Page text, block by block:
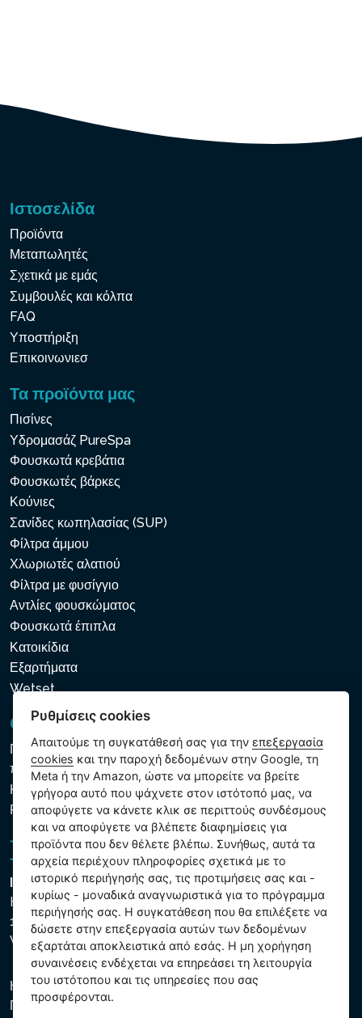
Ιστοσελίδα
Προϊόντα
Μεταπωλητές
Σχετικά με εμάς
Συμβουλές και κόλπα
FAQ
Υποστήριξη
Επικοινωνιεσ
Τα προϊόντα μας
Πισίνες
Υδρομασάζ PureSpa
Φουσκωτά κρεβάτια
Φουσκωτές βάρκες
Κούνιες
Σανίδες κωπηλασίας (SUP)
Φίλτρα άμμου
Χλωριωτές αλατιού
Φίλτρα με φυσίγγιο
Αντλίες φουσκώματος
Φουσκωτά έπιπλα
Κατοικίδια
Εξαρτήματα
Wetset
GDPR και Cookies
Πολιτική προστασίας προσωπικών και λοιπών δεδομένων
που υποβάλλονται σε επεξεργασία
Κανόνες χρήσης των αρχείων cookie
Ρυθμίσεις cookies
Intex Trading, s.r.o.
Hradecká 2526/3
130 00 Praha 3
Vinohrady - Česká republika
Η εταιρεία είναι εγγεγραμμένη στο Δημοτικό Δικαστήριο της
Πράγας, μέρος C, αύξ. αριθ. 74759. ΑΜΕ 26150808, ΑΦΜ
Ρυθμίσεις cookies
Απαιτούμε τη συγκατάθεσή σας για τηνεπεξεργασία
cookies και την παροχή δεδομένων στην Google, τη
Meta ή την Amazon, ώστε να μπορείτε να βρείτε
γρήγορα αυτό που ψάχνετε στον ιστότοπό μας, να
αποφύγετε να κάνετε κλικ σε περιττούς συνδέσμους
και να αποφύγετε να βλέπετε διαφημίσεις για
προϊόντα που δεν θέλετε βλέπω. Συνήθως, αυτά τα
αρχεία περιέχουν πληροφορίες σχετικά με το
ιστορικό περιήγησής σας, τις προτιμήσεις σας και -
κυρίως - μοναδικά αναγνωριστικά για το πρόγραμμα
περιήγησής σας. Η συγκατάθεση που θα επιλέξετε να
δώσετε στην επεξεργασία αυτών των δεδομένων
εξαρτάται αποκλειστικά από εσάς. Η μη χορήγηση
συναινέσεις ενδέχεται να επηρεάσει τη λειτουργία
του ιστότοπου και τις υπηρεσίες που σας
προσφέρονται.